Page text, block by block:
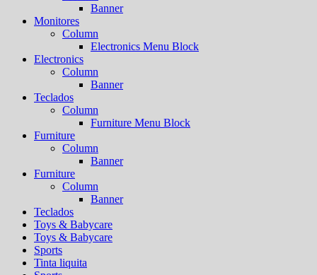
Banner
Monitores
Column
Electronics Menu Block
Electronics
Column
Banner
Teclados
Column
Furniture Menu Block
Furniture
Column
Banner
Furniture
Column
Banner
Teclados
Toys & Babycare
Toys & Babycare
Sports
Tinta liquita